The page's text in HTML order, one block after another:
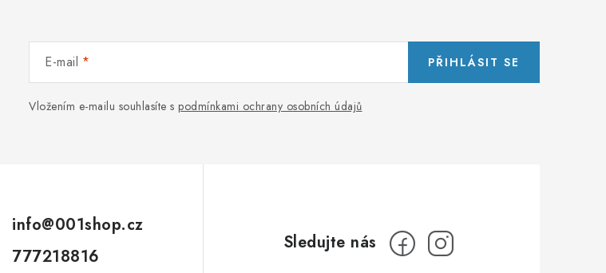
E-mail
Vložením e-mailu souhlasíte s podmínkami ochrany osobních údajů
PŘIHLÁSIT SE
info@001shop.cz
777218816